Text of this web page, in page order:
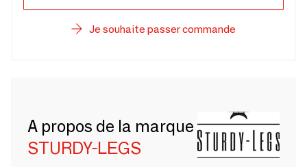
Je souhaite passer commande
A propos de la marque
STURDY-LEGS